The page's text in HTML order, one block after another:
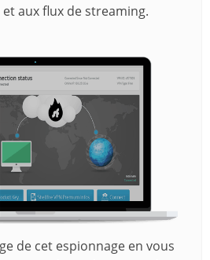
aux flux de streaming.
de cet espionnage en vous